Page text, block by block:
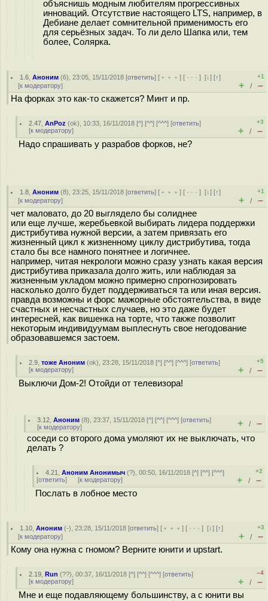
объяснишь модным любителям прогрессивных
инноваций. Отсутствие настоящего LTS, например, в
Дебиане делает сомнительной применимость его
для серьёзных задач. То ли дело Шапка или, тем
более, Солярка.
1.6 ,Аноним (6), 23:05, 15/11/2018 [ответить] [ ﹢﹢﹢] [ · · ·][↓] [↑]
[к модератору]
+1
+ / –
На форках это как-то скажется? Минт и пр.
2.47 ,AnPoz (ok), 10:33, 16/11/2018 [^] [^^] [^^^] [ответить]
[к модератору]
+3
+ / –
Надо спрашивать у разрабов форков, не?
1.8 ,Аноним (8), 23:25, 15/11/2018 [ответить] [ ﹢﹢﹢] [ · · ·][↓] [↑]
[к модератору]
+1
+ / –
чет маловато, до 20 выглядело бы солиднее
или еще лучше, жеребьевкой выбирать лидера поддержки
дистрибутива нужной версии, а затем привязать его
жизненный цикл к жизненному циклу дистрибутива, тогда
стало бы все намного понятнее и логичнее.
например, читая некрологи можно сразу узнать какая версия
дистрибутива приказала долго жить, или наблюдая за
жизненным укладом можно примерно спрогнозировать
насколько долго будет поддерживаться та или иная версия.
правда возможны и форс мажорные обстоятельства, в виде
счастных и несчастных случаев, но это даже будет
интересней, как вишенка на торте, что также позволит
некоторым индивидуумам выплеснуть свое негодование
образовавшемся застоем.
2.9 ,тоже Аноним (ok), 23:28, 15/11/2018 [^] [^^] [^^^] [ответить]
[к модератору]
+5
+ / –
Выключи Дом-2! Отойди от телевизора!
3.12 ,Аноним (8), 23:37, 15/11/2018 [^] [^^] [^^^] [ответить]
[к модератору] + / –
соседи со второго дома умоляют их не выключать, что
делать ?
4.21 ,Аноним Анонимыч (?), 00:50, 16/11/2018 [^] [^^] [^^^]
[ответить] [к модератору]
+2
+ / –
Послать в лобное место
1.10 ,Аноним (-), 23:28, 15/11/2018 [ответить] [ ﹢﹢﹢] [ · · ·][↓] [↑]
[к модератору]
+3
+ / –
Кому она нужна с гномом? Верните юнити и upstart.
2.19 ,Run (??), 00:37, 16/11/2018 [^] [^^] [^^^] [ответить]
[к модератору]
–4
+ / –
Мне и еще подавляющему большинству, а с юнити вы